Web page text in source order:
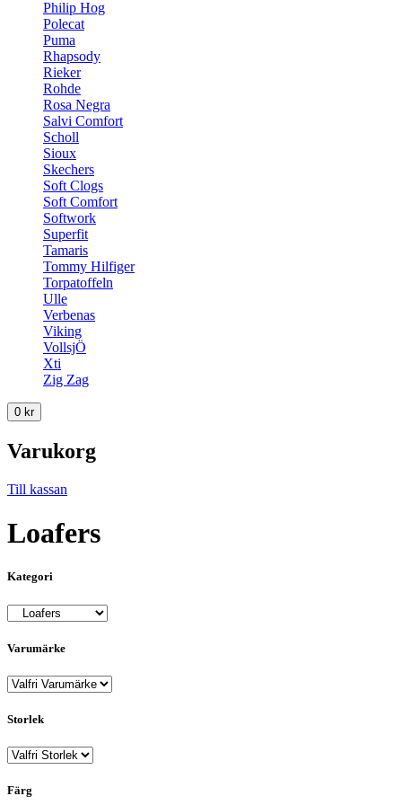
Philip Hog
Polecat
Puma
Rhapsody
Rieker
Rohde
Rosa Negra
Salvi Comfort
Scholl
Sioux
Skechers
Soft Clogs
Soft Comfort
Softwork
Superfit
Tamaris
Tommy Hilfiger
Torpatoffeln
Ulle
Verbenas
Viking
VollsjÖ
Xti
Zig Zag
0 kr
Varukorg
Till kassan
Loafers
Kategori
Varumärke
Storlek
Färg